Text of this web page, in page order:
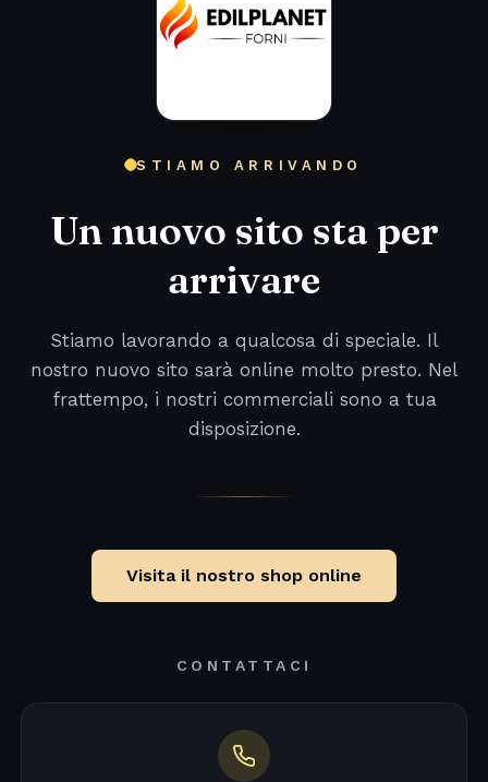
STIAMO ARRIVANDO
Un nuovo sito sta per
arrivare
Stiamo lavorando a qualcosa di speciale. Il
nostro nuovo sito sarà online molto presto. Nel
frattempo, i nostri commerciali sono a tua
disposizione.
Visita il nostro shop online
CONTATTACI